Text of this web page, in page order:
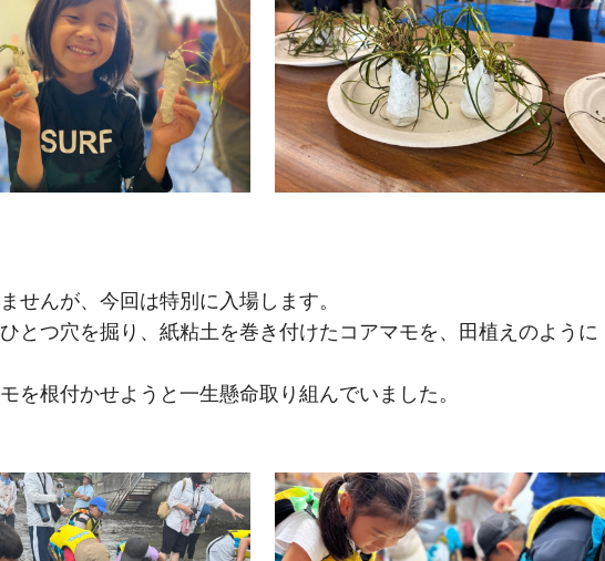
んが、今回は特別に入場します。
つ穴を掘り、紙粘土を巻き付けたコアマモを、田植えのように
根付かせようと一生懸命取り組んでいました。